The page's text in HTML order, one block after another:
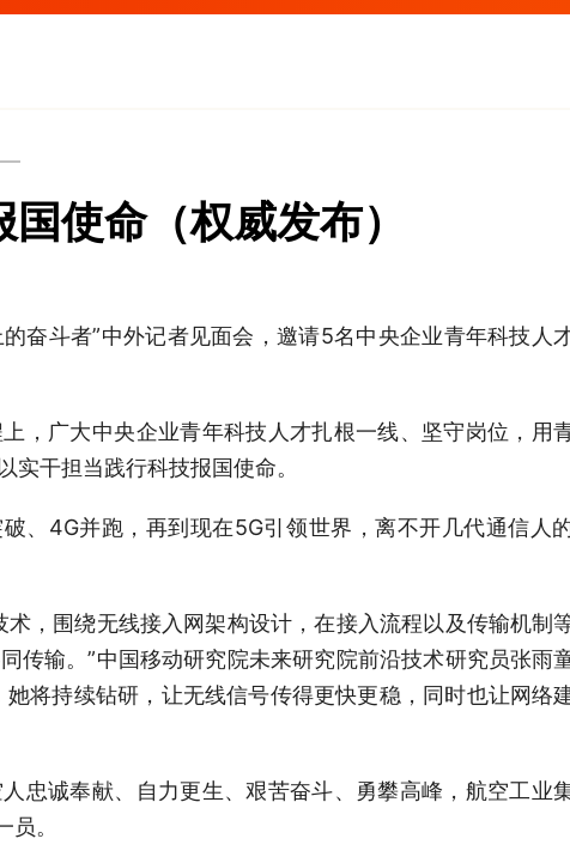
使命（权威发布）
斗者”中外记者见面会，邀请5名中央企业青年科技人
广大中央企业青年科技人才扎根一线、坚守岗位，用
实干担当践行科技报国使命。
4G并跑，再到现在5G引领世界，离不开几代通信人
，围绕无线接入网架构设计，在接入流程以及传输机制
传输。”中国移动研究院未来研究院前沿技术研究员张雨
将持续钻研，让无线信号传得更快更稳，同时也让网络
诚奉献、自力更生、艰苦奋斗、勇攀高峰，航空工业
。